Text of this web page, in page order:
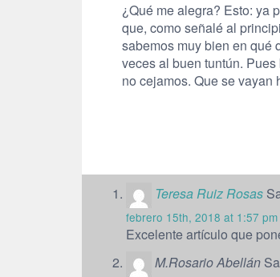
¿Qué me alegra? Esto: ya
que, como señalé al
sabemos muy bien en qué
veces al buen tuntún.
no cejamos. Que se vayan
Teresa Ruiz Rosas
febrero 15th, 2018 at 1:57 pm
Excelente artículo que
M.Rosario Abellán